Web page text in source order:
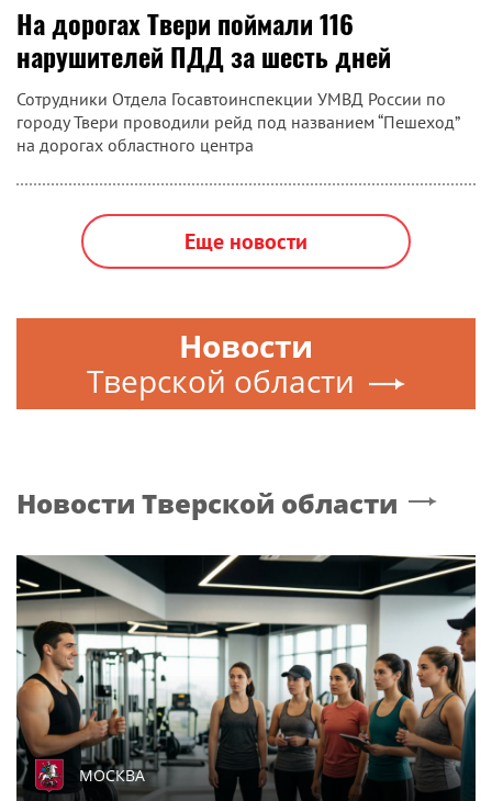
На дорогах Твери поймали 116
нарушителей ПДД за шесть дней
Сотрудники Отдела Госавтоинспекции УМВД России по
городу Твери проводили рейд под названием “Пешеход”
на дорогах областного центра
Еще новости
Новости
Тверской области
Новости Тверской области
МОСКВА